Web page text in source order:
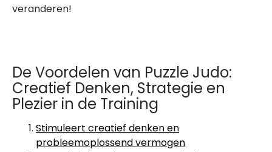
veranderen!
De Voordelen van Puzzle Judo:
Creatief Denken, Strategie en
Plezier in de Training
Stimuleert creatief denken en
probleemoplossend vermogen